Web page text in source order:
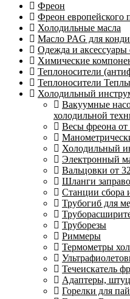
Фреон
Фреон европейского
Холодильные масла
Масло PAG для
Одежда и
Химические
Теплоносители
Теплоносители
Холодильный
Вакуумные
холодильной
Весы фреона от
Холодильный
Электронный
Вальцовки от
Шланги
Станции сбора
Трубогиб для
Труборезы
Риммеры
Термометры
Течеискатель
Адаптеры,
Горелки для